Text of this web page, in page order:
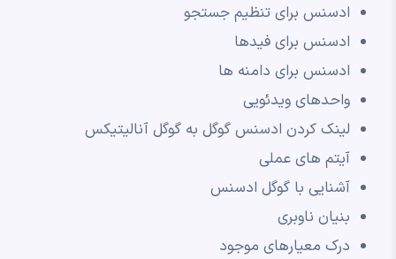
ادسنس برای تنظیم جستجو
ادسنس برای فیدها
ادسنس برای دامنه ها
واحدهای ویدئویی
لینک کردن ادسنس گوگل به گوگل آنالیتیکس
آیتم های عملی
آشنایی با گوگل ادسنس
بنیان ناوبری
درک معیارهای موجود